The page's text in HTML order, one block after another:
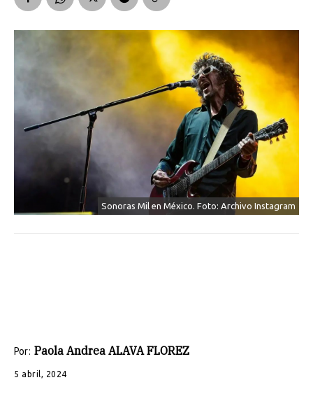
Sonoras Mil en México. Foto: Archivo Instagram
Por: Paola Andrea ALAVA FLOREZ
5 abril, 2024